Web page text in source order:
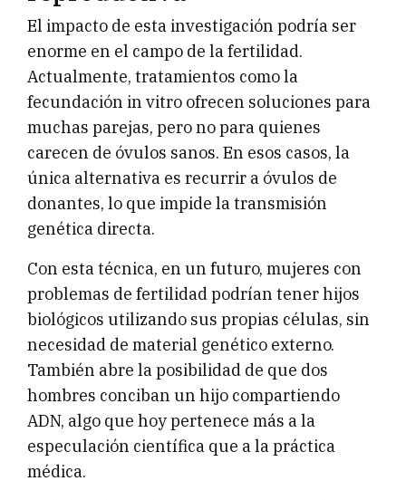
El impacto de esta investigación podría ser
enorme en el campo de la fertilidad.
Actualmente, tratamientos como la
fecundación in vitro ofrecen soluciones para
muchas parejas, pero no para quienes
carecen de óvulos sanos. En esos casos, la
única alternativa es recurrir a óvulos de
donantes, lo que impide la transmisión
genética directa.
Con esta técnica, en un futuro, mujeres con
problemas de fertilidad podrían tener hijos
biológicos utilizando sus propias células, sin
necesidad de material genético externo.
También abre la posibilidad de que dos
hombres conciban un hijo compartiendo
ADN, algo que hoy pertenece más a la
especulación científica que a la práctica
médica.